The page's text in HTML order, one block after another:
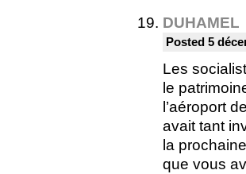
DUHAMEL
Posted 5
Les
le
l’aéroport
avait tant
la
que vous